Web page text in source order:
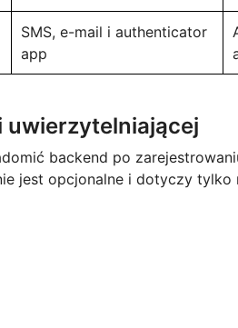
SMS, e-mail i authenticator
app
uwierzytelniającej
backend po
jest opcjonalne i dotyczy tylko